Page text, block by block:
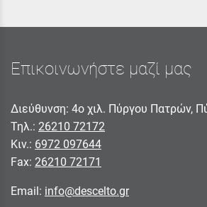
Επικοινωνήστε μαζί μας
Διεύθυνση: 4ο χιλ. Πύργου Πατρών,
Τηλ.: 26210 72172
Κιν.: 6972 097644
Fax: 26210 72171
Email: info@descelto.gr